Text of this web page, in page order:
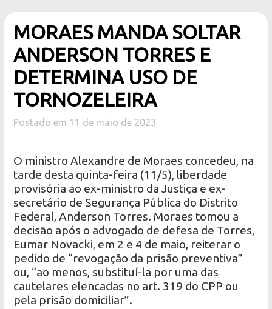
MORAES MANDA SOLTAR
ANDERSON TORRES E
DETERMINA USO DE
TORNOZELEIRA
Postado em 11 de maio de 2023
O ministro Alexandre de Moraes concedeu, na
tarde desta quinta-feira (11/5), liberdade
provisória ao ex-ministro da Justiça e ex-
secretário de Segurança Pública do Distrito
Federal, Anderson Torres. Moraes tomou a
decisão após o advogado de defesa de Torres,
Eumar Novacki, em 2 e 4 de maio, reiterar o
pedido de “revogação da prisão preventiva”
ou, “ao menos, substituí-la por uma das
cautelares elencadas no art. 319 do CPP ou
pela prisão domiciliar”.